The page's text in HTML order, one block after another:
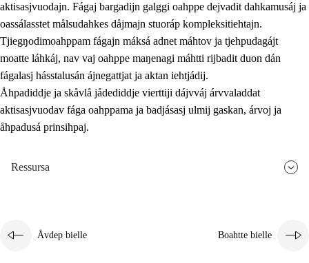
aktisasjvuodajn. Fágaj bargadijn galggi oahppe dejvadit dahkamusáj ja
oassálasstet målsudahkes dåjmajn stuoráp kompleksitiehtajn.
Tjiegŋodimoahppam fágajn máksá adnet máhtov ja tjehpudagájt
moatte láhkáj, nav vaj oahppe maŋenagi máhtti rijbadit duon dán
fágalasj hásstalusán ájnegattjat ja aktan iehtjádij.
Åhpadiddje ja skåvlå jådediddje vierttiji dájvváj árvvaladdat
aktisasjvuodav fága oahppama ja badjásasj ulmij gaskan, árvoj ja
åhpadusá prinsihpaj.
Ressursa
Åvdep bielle Boahtte bielle